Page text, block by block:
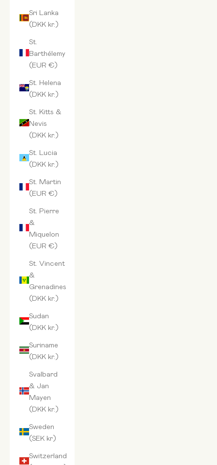
Sri Lanka
(DKK kr.)
St.
Barthélemy
(EUR €)
St. Helena
(DKK kr.)
St. Kitts &
Nevis
(DKK kr.)
St. Lucia
(DKK kr.)
St. Martin
(EUR €)
St. Pierre
&
Miquelon
(EUR €)
St. Vincent
&
Grenadines
(DKK kr.)
Sudan
(DKK kr.)
Suriname
(DKK kr.)
Svalbard
& Jan
Mayen
(DKK kr.)
Sweden
(SEK kr)
Switzerland